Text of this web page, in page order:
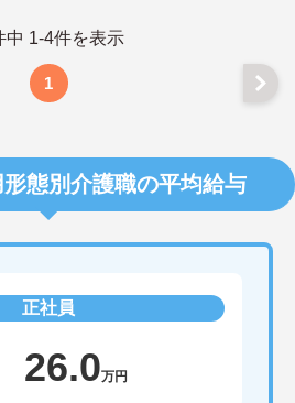
中 1-4件を表示
1
態別介護職の平均給与
正社員
26.0万円